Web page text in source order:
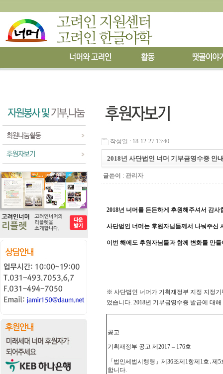
작성일 : 18-12-27 13:40
2018년 사단법인 너머 기부금영수증 안
글쓴이 : 관리자
2018년 너머를 든든하게 후원해주셔서 감사
사단법인 너머는 후원자님들께서 나눠주신
이번 해에도 후원자님들과 함께 변화를 만
※ 사단법인 너머가 기획재정부 지정 지정기
었습니다. 2018년 기부금영수증 발급에 대
공고
기획재정부 공고 제2017 – 176호
「법인세법시행령」제36조제1항제1호․
합니다.